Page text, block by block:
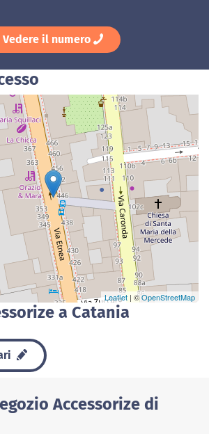
Vedere il numero
Leaflet | ©OpenStreetMap
a Catania
Accessorize di